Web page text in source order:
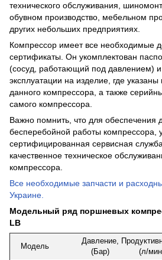
технического обслуживания,
обувном производство, мебельном
других небольших предприятиях.
Компрессор имеет все необходимые
сертификаты. Он укомплектован
(сосуд, работающий под давлением) и
эксплуатации на изделие, где указаны
данного компрессора, а также
самого компрессора.
Важно помнить, что для обеспечения
бесперебойной работы компрессора,
сертифицированная сервисная
качественное техническое
компрессора.
Все необходимые запчасти и
Украине.
Модельный ряд поршневых
LB
Модель
Давление,
(Бар)
(л/